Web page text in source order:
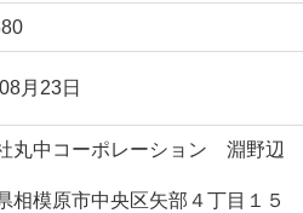
月23日
丸中コーポレーション 淵野辺
相模原市中央区矢部４丁目１５